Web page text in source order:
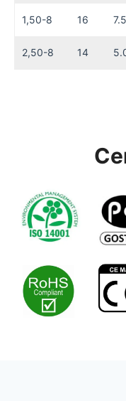
1,50-8 16
2,50-8 14